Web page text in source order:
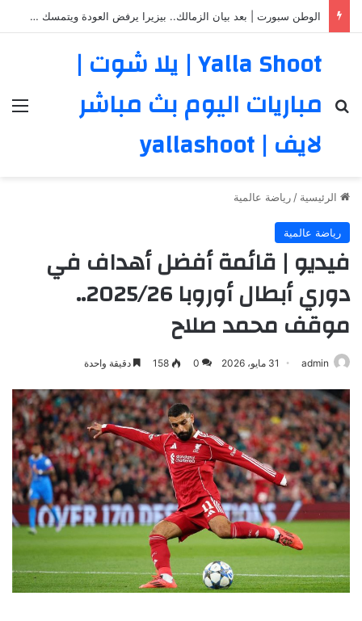
مفاجأة.. ليفربول يحسم صفقة التعاقد مع لاعب برشلونة
Yalla Shoot | يلا شوت |
مباريات اليوم بث مباشر
لايف | yallashoot
بحث عن
الرئيسية / رياضة عالمية
رياضة عالمية
فيديو | قائمة أفضل أهداف في
دوري أبطال أوروبا 2025/26..
موقف محمد صلاح
admin 31 مايو، 2026 0
158 دقيقة واحدة